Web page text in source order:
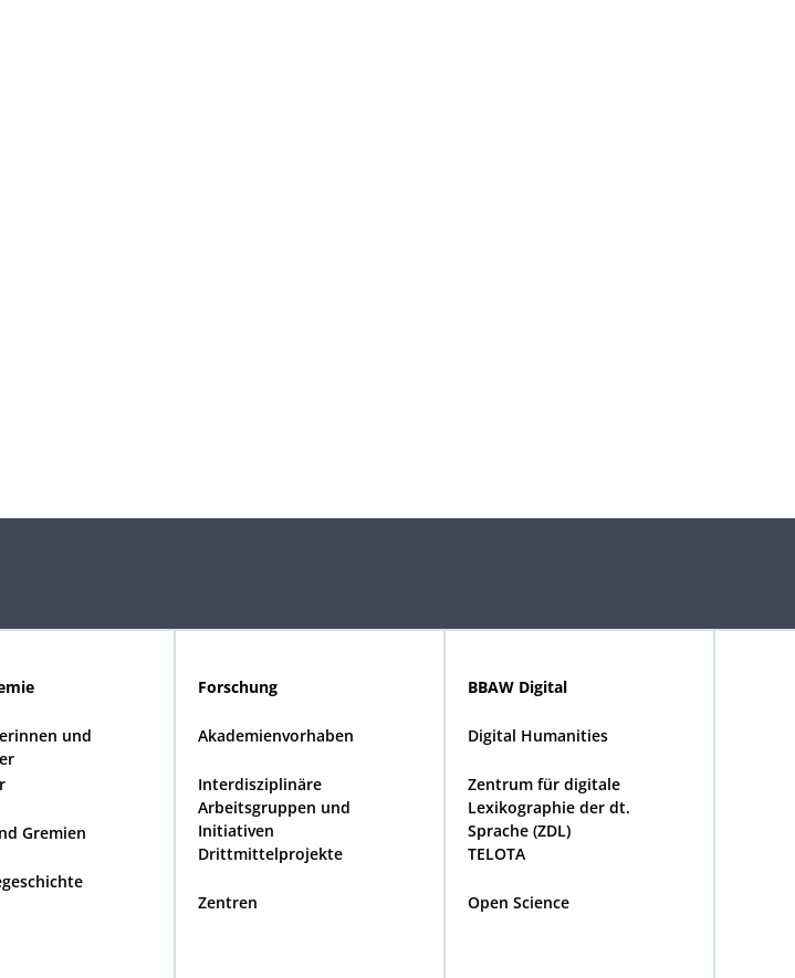
und
Gremien
Forschung
Akademienvorhaben
Interdisziplinäre
Arbeitsgruppen und
Initiativen
Drittmittelprojekte
Zentren
BBAW Digital
Digital Humanities
Zentrum für digitale
Lexikographie der dt.
Sprache (ZDL)
TELOTA
Open Science